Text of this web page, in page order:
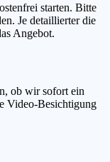
starten. Bitte
Je detaillierter die
Angebot.
ob wir sofort ein
Video-Besichtigung